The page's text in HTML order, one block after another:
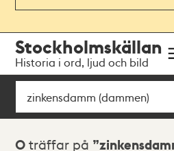
navigationen
huvudinnehållet
Stockholmskällan
Historia i ord, ljud och bild
Sök
Sökresultat
0 träffar på